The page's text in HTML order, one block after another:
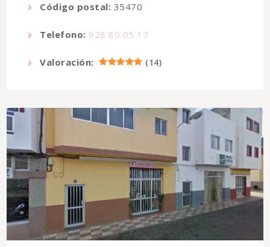
Código postal: 35470
Telefono: 928 89 05 17
Valoración: (14)